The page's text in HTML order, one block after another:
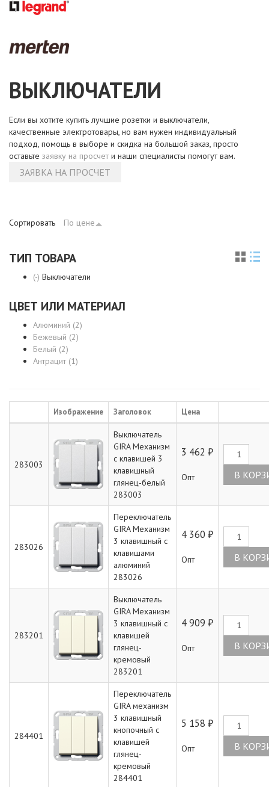
ВЫКЛЮЧАТЕЛИ
Если вы хотите купить лучшие розетки и выключатели,
качественные электротовары, но вам нужен индивидуальный
подход, помощь в выборе и скидка на большой заказ, просто
оставьте заявку на просчет и наши специалисты помогут вам.
ЗАЯВКА НА ПРОСЧЕТ
Сортировать По цене
ТИП ТОВАРА
(-) Remove Выключатели filter
Выключатели
ЦВЕТ ИЛИ МАТЕРИАЛ
Алюминий (2)
Бежевый (2)
Белый (2)
Антрацит (1)
Изображение Заголовок Цена
283003
Выключатель
GIRA Механизм
с клавишей 3
клавишный
глянец-белый
283003
3 462 ₽
Опт
283026
Переключатель
GIRA Механизм
3 клавишный с
клавишами
алюминий
283026
4 360 ₽
Опт
283201
Выключатель
GIRA Механизм
3 клавишный с
клавишей
глянец-
кремовый
283201
4 909 ₽
Опт
284401
Переключатель
GIRA механизм
3 клавишный
кнопочный с
клавишей
глянец-
кремовый
284401
5 158 ₽
Опт